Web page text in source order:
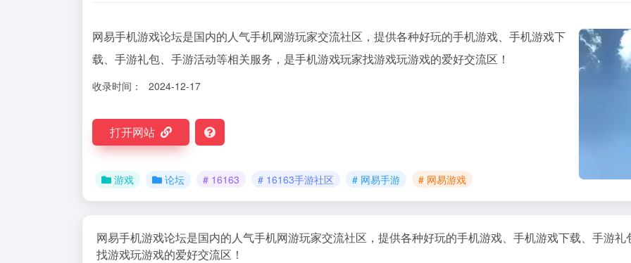
网易手机游戏论坛是国内的人气手机网游玩家交流社区，提供各种好玩的手机游戏、手机游戏下
载、手游礼包、手游活动等相关服务，是手机游戏玩家找游戏玩游戏的爱好交流区！
收录时间： 2024-12-17
打开网站
游戏 论坛 # 16163 # 16163手游社区 # 网易手游 # 网易游戏
网易手机游戏论坛是国内的人气手机网游玩家交流社区，提供各种好玩的手机游戏、手机游戏下载、手游
找游戏玩游戏的爱好交流区！